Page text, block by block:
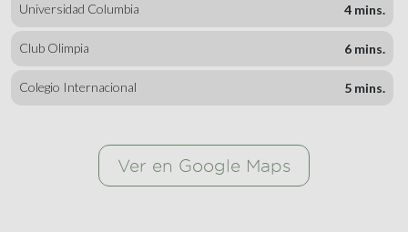
Universidad Columbia 4 mins.
Club Olimpia 6 mins.
Colegio Internacional 5 mins.
Ver en Google Maps